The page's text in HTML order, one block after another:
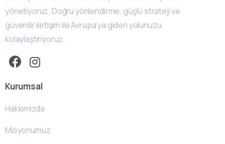
yönetiyoruz. Doğru yönlendirme, güçlü strateji ve
güvenilir iletişim ile Avrupa’ya giden yolunuzu
kolaylaştırıyoruz.
Kurumsal
Hakkımızda
Misyonumuz